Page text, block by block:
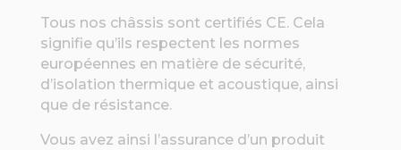
Tous nos châssis sont certifiés CE. Cela
signifie qu’ils respectent les normes
européennes en matière de sécurité,
d’isolation thermique et acoustique, ainsi
que de résistance.
Vous avez ainsi l’assurance d’un produit